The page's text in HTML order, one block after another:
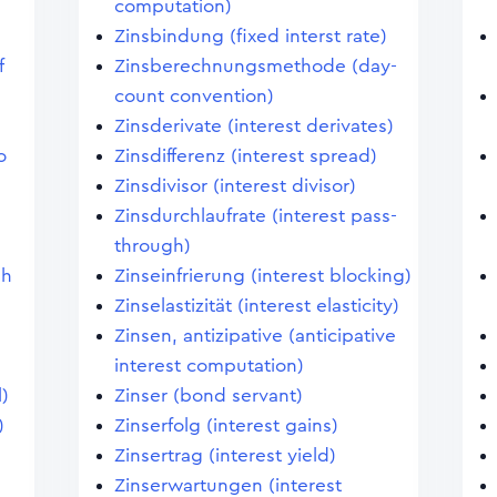
computation)
Zinsbindung (fixed interst rate)
Zinsberechnungsmethode (day-
count convention)
Zinsderivate (interest derivates)
Zinsdifferenz (interest spread)
Zinsdivisor (interest divisor)
Zinsdurchlaufrate (interest pass-
through)
Zinseinfrierung (interest blocking)
Zinselastizität (interest elasticity)
Zinsen, antizipative (anticipative
interest computation)
Zinser (bond servant)
Zinserfolg (interest gains)
Zinsertrag (interest yield)
Zinserwartungen (interest